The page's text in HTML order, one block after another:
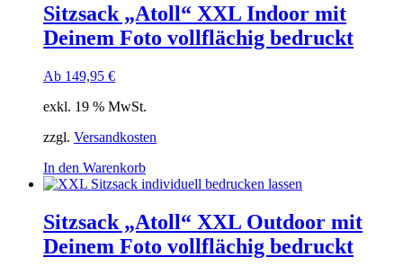
Sitzsack „Atoll“ XXL Indoor mit
Deinem Foto vollflächig bedruckt
Ab 149,95 €
exkl. 19 % MwSt.
zzgl. Versandkosten
In den Warenkorb
Sitzsack „Atoll“ XXL Outdoor mit
Deinem Foto vollflächig bedruckt